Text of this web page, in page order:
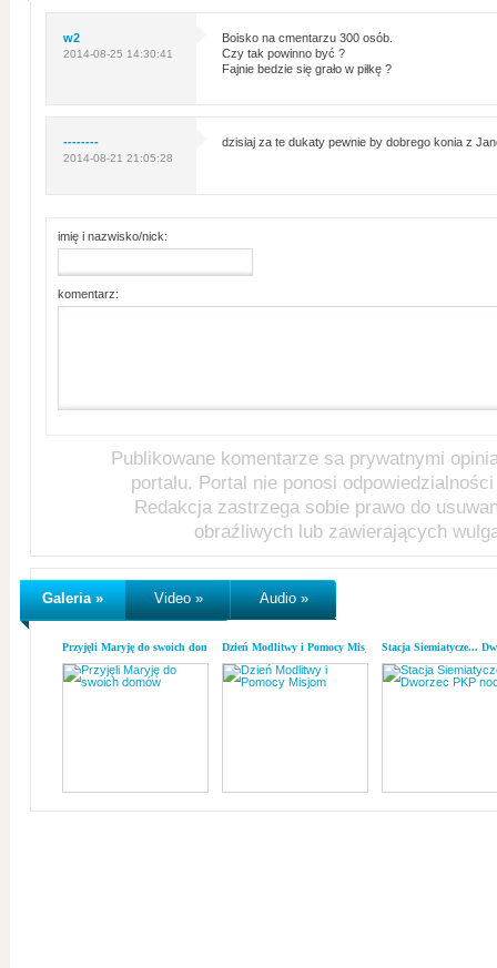
w2
2014-08-25 14:30:41
Boisko na cmentarzu 300 osób.
Czy tak powinno być ?
Fajnie bedzie się grało w piłkę ?
--------
2014-08-21 21:05:28
dzisiaj za te dukaty pewnie by dobrego konia z
imię i nazwisko/nick:
komentarz:
Publikowane komentarze sa prywatnymi
portalu. Portal nie ponosi
Redakcja zastrzega sobie prawo do
obraźliwych lub zawierających
Galeria » Video » Audio »
Przyjęli Maryję do swoich domówDzień Modlitwy i Pomocy MisjomStacja Siemiatycze...